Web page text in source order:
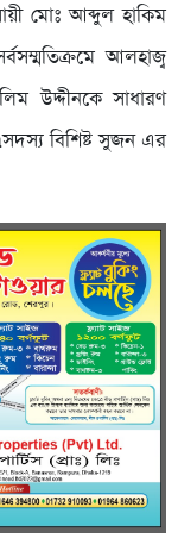
মোঃ আব্দুল হাকিম
আলহাজ্ব
উদ্দীনকে সাধারণ
বিশিষ্ট সুজন এর